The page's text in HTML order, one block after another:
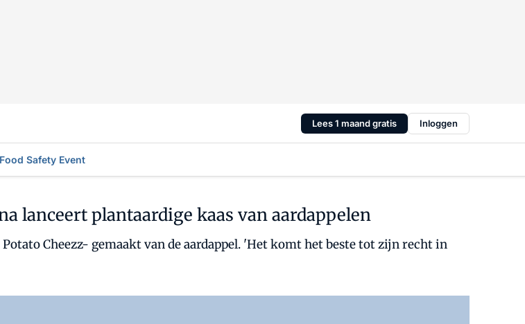
Lees 1 maand gratis Inloggen
Food Safety Event
lanceert plantaardige kaas van aardappelen
Cheezz- gemaakt van de aardappel. 'Het komt het beste tot zijn recht in